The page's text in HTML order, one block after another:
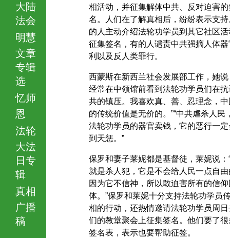
大陆
法会
明慧
文章
专辑
选
忆师
恩
法轮
大法
日专
辑
真相
广播
稿
相活动，并征集解体中共、反对迫害的
名。人们在了解真相后，纷纷表示支持
的人主动介绍法轮功学员到其它社区活
征集签名，有的人谴责中共强摘人体器
利以及反人类罪行。
西蒙斯在新西兰社会发展部工作，她说
经常在中领馆前看到法轮功学员们在抗
共的镇压。我喜欢真、善、忍理念，中
的传统价值是无价的。”“中共虐杀人民
法轮功学员的器官卖钱，它的恶行一定
到天惩。”
保罗和妻子莱妮都是基督徒，莱妮说：
就是杀人犯，它是不会给人民一点自由
因为它不信神，所以敢迫害所有的信仰
体。”保罗和莱妮十分支持法轮功学员
相的行动，还热情邀请法轮功学员周日
们的教堂聚会上征集签名。他们要了很
签名表，表示也要帮助征签。